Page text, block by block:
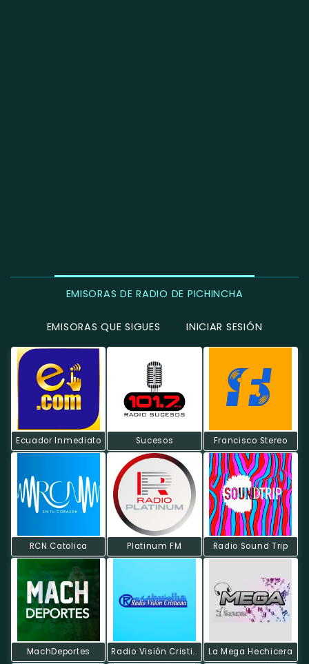
EMISORAS DE RADIO DE PICHINCHA
EMISORAS QUE SIGUES INICIAR SESIÓN
Ecuador Inmediato Sucesos Francisco Stereo
RCN Catolica Platinum FM Radio Sound Trip
MachDeportes Radio Visión Cristiana La Mega Hechicera